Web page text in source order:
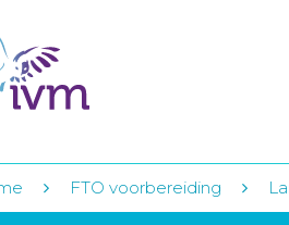
FTO voorbereiding